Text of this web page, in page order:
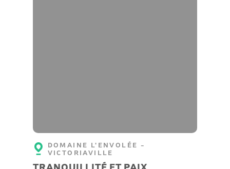
DOMAINE L'ENVOLÉE -
VICTORIAVILLE